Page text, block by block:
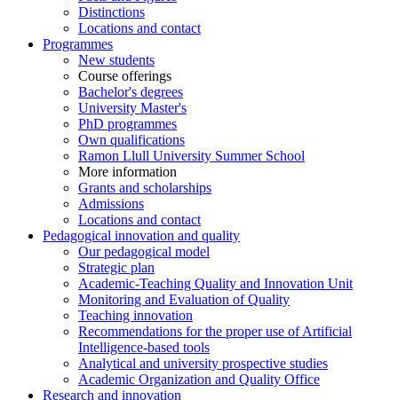
Distinctions
Locations and contact
Programmes
New students
Course offerings
Bachelor's degrees
University Master's
PhD programmes
Own qualifications
Ramon Llull University Summer School
More information
Grants and scholarships
Admissions
Locations and contact
Pedagogical innovation and quality
Our pedagogical model
Strategic plan
Academic-Teaching Quality and Innovation Unit
Monitoring and Evaluation of Quality
Teaching innovation
Recommendations for the proper use of Artificial
Intelligence-based tools
Analytical and university prospective studies
Academic Organization and Quality Office
Research and innovation